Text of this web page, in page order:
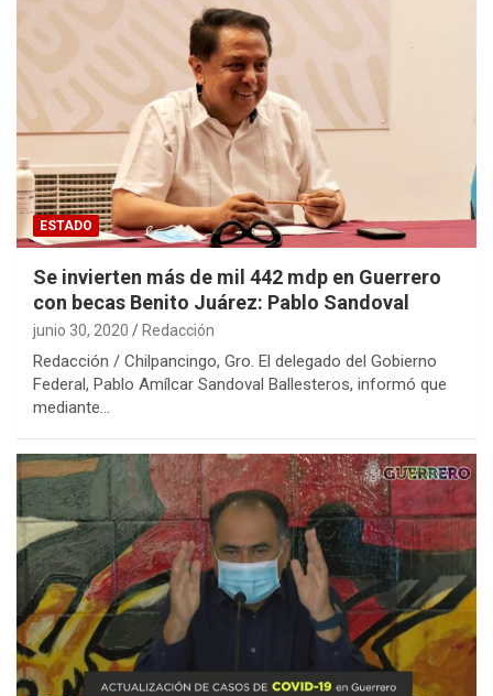
ESTADO
Se invierten más de mil 442 mdp en Guerrero
con becas Benito Juárez: Pablo Sandoval
junio 30, 2020 Redacción
Redacción / Chilpancingo, Gro. El delegado del Gobierno
Federal, Pablo Amílcar Sandoval Ballesteros, informó que
mediante…